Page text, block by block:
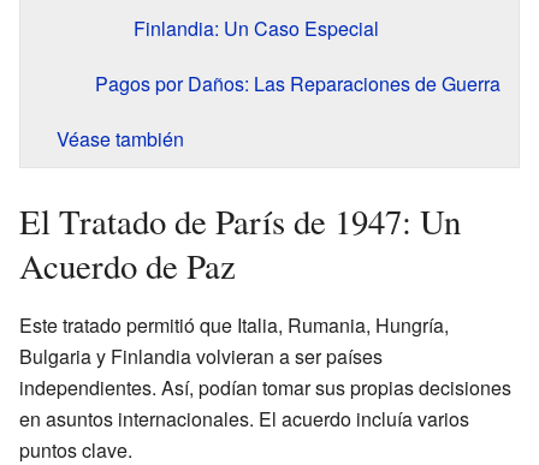
Finlandia: Un Caso Especial
Pagos por Daños: Las Reparaciones de Guerra
Véase también
El Tratado de París de 1947: Un
Acuerdo de Paz
Este tratado permitió que Italia, Rumania, Hungría,
Bulgaria y Finlandia volvieran a ser países
independientes. Así, podían tomar sus propias decisiones
en asuntos internacionales. El acuerdo incluía varios
puntos clave.